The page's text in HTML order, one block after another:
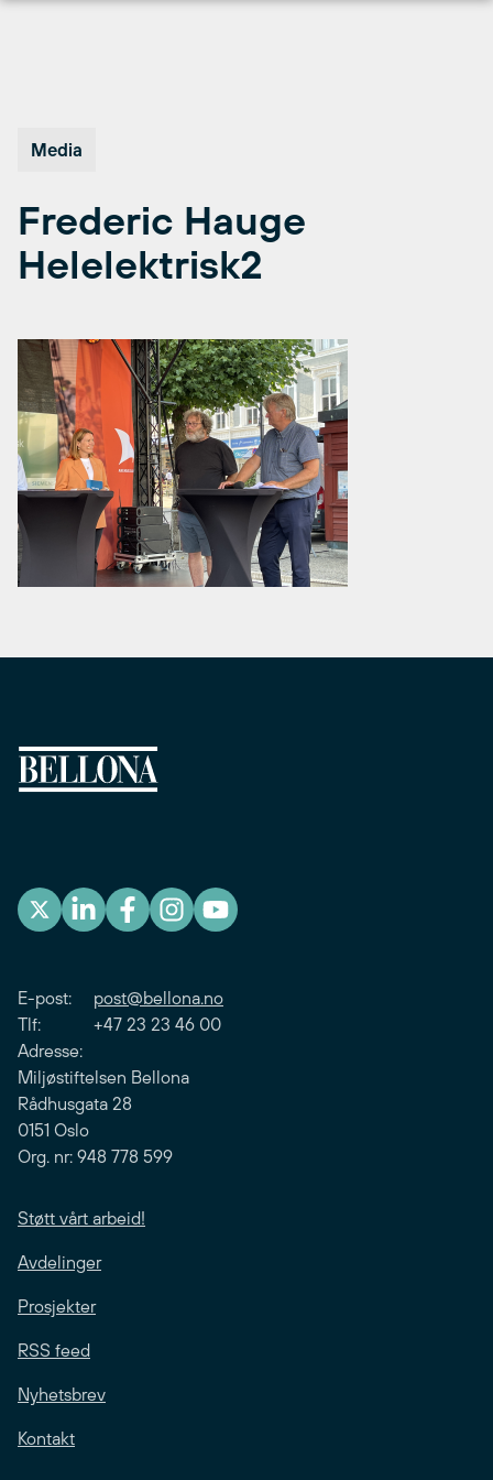
Media
Frederic Hauge
Helelektrisk2
E-post: post@bellona.no
Tlf: +47 23 23 46 00
Adresse:
Miljøstiftelsen Bellona
Rådhusgata 28
0151 Oslo
Org. nr: 948 778 599
Støtt vårt arbeid!
Avdelinger
Prosjekter
RSS feed
Nyhetsbrev
Kontakt